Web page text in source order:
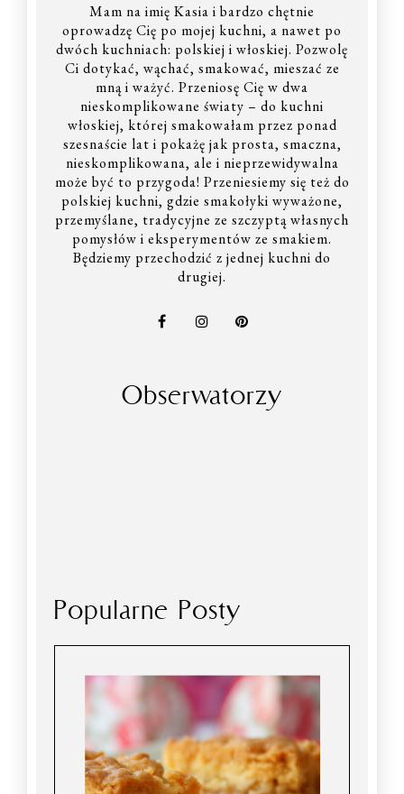
Mam na imię Kasia i bardzo chętnie
oprowadzę Cię po mojej kuchni, a nawet po
dwóch kuchniach: polskiej i włoskiej. Pozwolę
Ci dotykać, wąchać, smakować, mieszać ze
mną i ważyć. Przeniosę Cię w dwa
nieskomplikowane światy – do kuchni
włoskiej, której smakowałam przez ponad
szesnaście lat i pokażę jak prosta, smaczna,
nieskomplikowana, ale i nieprzewidywalna
może być to przygoda! Przeniesiemy się też do
polskiej kuchni, gdzie smakołyki wyważone,
przemyślane, tradycyjne ze szczyptą własnych
pomysłów i eksperymentów ze smakiem.
Będziemy przechodzić z jednej kuchni do
drugiej.
Obserwatorzy
Popularne Posty